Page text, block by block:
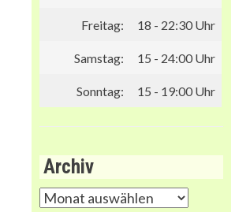
Freitag: 18 - 22:30 Uhr
Samstag: 15 - 24:00 Uhr
Sonntag: 15 - 19:00 Uhr
Archiv
Archiv